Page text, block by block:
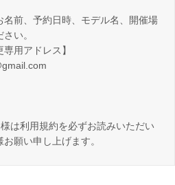
前、予約日時、モデル名、開催場
い。
用アドレス】
は利用規約を必ずお読みいただい
願い申し上げます。